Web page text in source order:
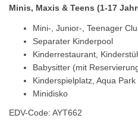
Minis, Maxis & Teens (1-17
Mini-, Junior-, Teenager
Separater Kinderpool
Kinderrestaurant,
Babysitter (mit
Kinderspielplatz, Aqua Park
Minidisko
EDV-Code: AYT662